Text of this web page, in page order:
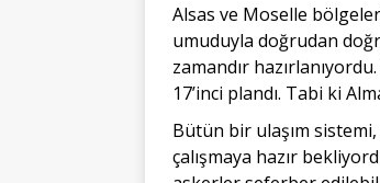
Alsas ve Moselle
umuduyla doğrudan
zamandır
17’inci plandı. Tabi ki
Bütün bir ulaşım
çalışmaya hazır